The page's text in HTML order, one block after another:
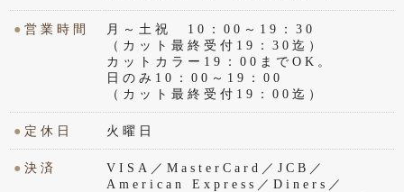
●営業時間
月～土祝 10：00～19：30
（カット最終受付19：30迄）
カットカラー19：00までOK。
日のみ10：00～19：00
（カット最終受付19：00迄）
● 定休日 火曜日
●決済
VISA／MasterCard／JCB／
American Express／Diners／